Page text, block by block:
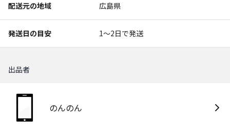
配送元の地域 広島県
発送日の目安 1〜2日で発送
出品者
のんのん